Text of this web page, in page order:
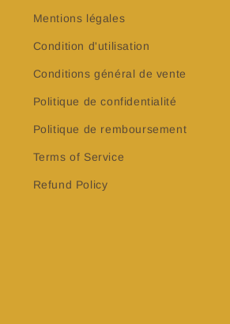
Mentions légales
Condition d'utilisation
Conditions général de vente
Politique de confidentialité
Politique de remboursement
Terms of Service
Refund Policy